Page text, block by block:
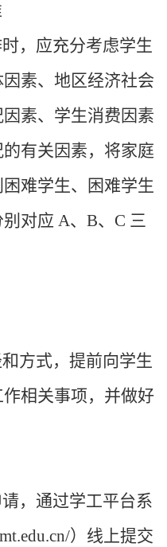
，应充分考虑学生
素、地区经济社会
素、学生消费因素
有关因素，将家庭
难学生、困难学生
对应 A、B、C 三
方式，提前向学生
相关事项，并做好
，通过学工平台系
）线上提交